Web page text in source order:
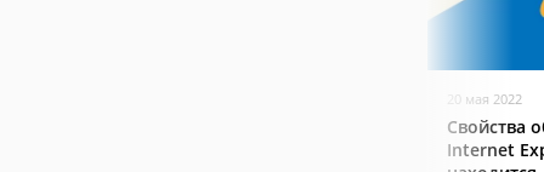
20 мая 2022
Свойства
Internet